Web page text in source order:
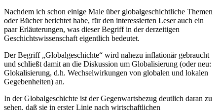
Nachdem ich schon einige Male über globalgeschichtliche Themen
oder Bücher berichtet habe, für den interessierten Leser auch ein
paar Erläuterungen, was dieser Begriff in der derzeitigen
Geschichtswissenschaft eigentlich bedeutet.
Der Begriff „Globalgeschichte“ wird nahezu inflationär gebraucht
und schließt damit an die Diskussion um Globalisierung (oder neu:
Glokalisierung, d.h. Wechselwirkungen von globalen und lokalen
Gegebenheiten) an.
In der Globalgeschichte ist der Gegenwartsbezug deutlich daran zu
sehen, daß sie in erster Linie nach wirtschaftlichen